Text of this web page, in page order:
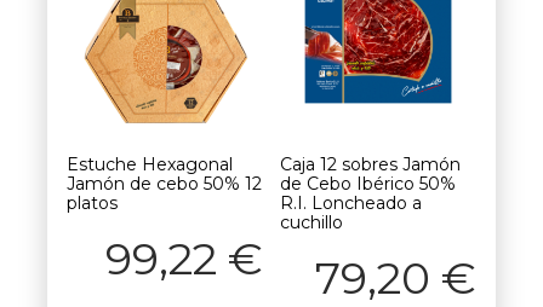
Estuche Hexagonal
Jamón de cebo 50% 12
platos
99,22 €
Caja 12 sobres Jamón
de Cebo Ibérico 50%
R.I. Loncheado a
cuchillo
79,20 €